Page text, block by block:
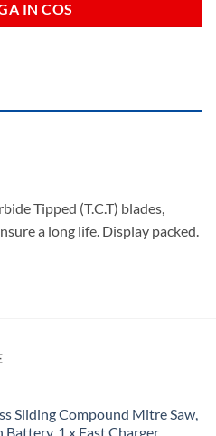
IN COS
Tipped (T.C.T) blades,
a long life. Display packed.
Sliding Compound Mitre Saw,
Battery, 1 x Fast Charger